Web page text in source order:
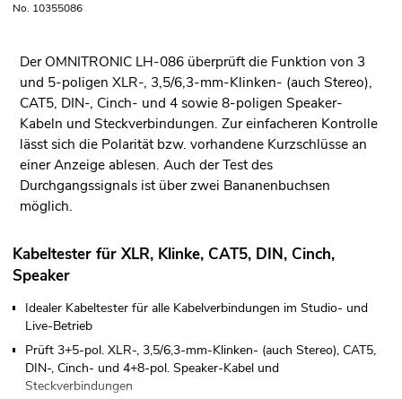
No. 10355086
Der OMNITRONIC LH-086 überprüft die Funktion von 3
und 5-poligen XLR-, 3,5/6,3-mm-Klinken- (auch Stereo),
CAT5, DIN-, Cinch- und 4 sowie 8-poligen Speaker-
Kabeln und Steckverbindungen. Zur einfacheren Kontrolle
lässt sich die Polarität bzw. vorhandene Kurzschlüsse an
einer Anzeige ablesen. Auch der Test des
Durchgangssignals ist über zwei Bananenbuchsen
möglich.
Kabeltester für XLR, Klinke, CAT5, DIN, Cinch,
Speaker
Idealer Kabeltester für alle Kabelverbindungen im Studio- und
Live-Betrieb
Prüft 3+5-pol. XLR-, 3,5/6,3-mm-Klinken- (auch Stereo), CAT5,
DIN-, Cinch- und 4+8-pol. Speaker-Kabel und
Steckverbindungen